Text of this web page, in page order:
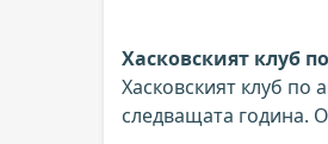
Хасковският клуб
Хасковският клуб
следващата година.